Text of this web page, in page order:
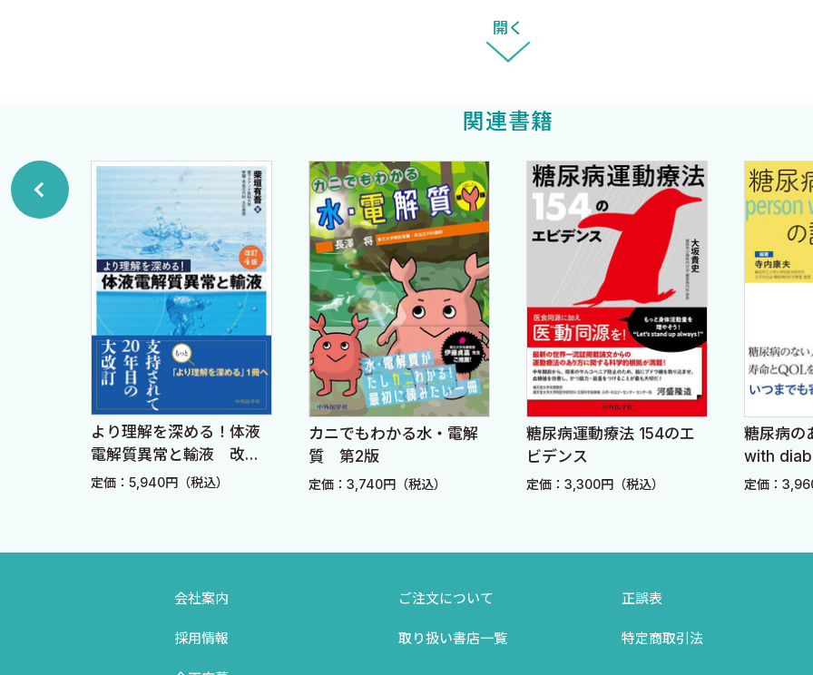
インスリン発見から100周年
インスリン注入デバイスと手技
頻回注射法
補正インスリンと残存インスリン
暁現象とソモジー効果
食後高血糖の原因と対処法
月経周期による月内血糖変動への対処法
アイデンティティーに応じた自由なMDI
インスリン注射療法のアドヒアランスの問題
MDIとCSIIの長所・短所を知って選択する
CSII症例の病診連携
開く
関連書籍
より理解を深める！体液
電解質異常と輸液 改訂4
版
定価：5,940円（税込）
カニでもわかる水・電解
質 第2版
定価：3,740円（税込）
糖尿病運動療法 154のエ
ビデンス
定価：3,300円（税込）
糖尿病の
with
定価：
会社案内
採用情報
ご注文について
取り扱い書店一覧
正誤表
特定商取引法